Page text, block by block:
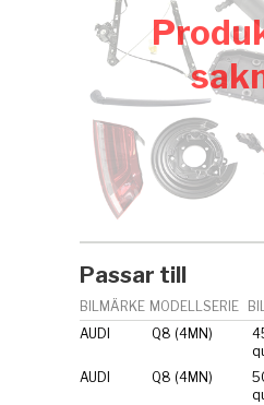
Passar till
BILMÄRKE MODELLSERIE
AUDI
Q8 (4MN)
AUDI
Q8 (4MN)